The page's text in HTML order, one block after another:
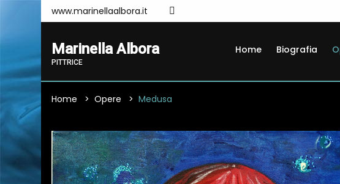
www.marinellaalbora.it
Marinella Albora
PITTRICE
Home Biografia
Home Opere Medusa